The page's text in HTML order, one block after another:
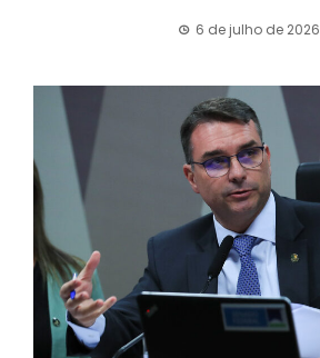
6 de julho de 2026